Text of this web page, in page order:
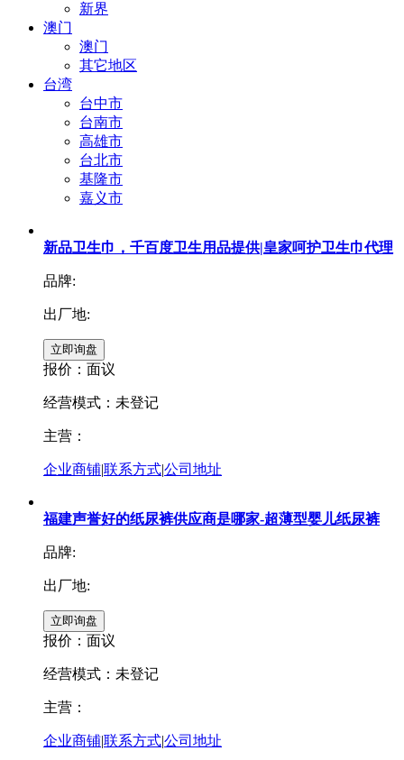
新界
澳门
澳门
其它地区
台湾
台中市
台南市
高雄市
台北市
基隆市
嘉义市
新品卫生巾，千百度卫生用品提供|皇家呵护卫生巾代理
品牌:
出厂地:
报价： 面议
经营模式：未登记
主营：
企业商铺|联系方式|公司地址
福建声誉好的纸尿裤供应商是哪家-超薄型婴儿纸尿裤
品牌:
出厂地:
报价： 面议
经营模式：未登记
主营：
企业商铺|联系方式|公司地址